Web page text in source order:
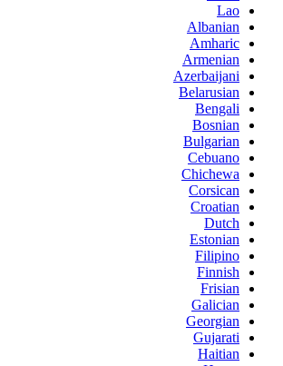
Lao
Albanian
Amharic
Armenian
Azerbaijani
Belarusian
Bengali
Bosnian
Bulgarian
Cebuano
Chichewa
Corsican
Croatian
Dutch
Estonian
Filipino
Finnish
Frisian
Galician
Georgian
Gujarati
Haitian